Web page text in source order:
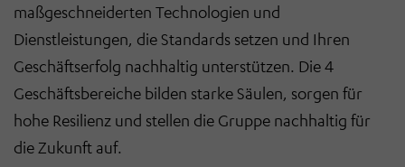
maßgeschneiderten Technologien und
Dienstleistungen, die Standards setzen und Ihren
Geschäftserfolg nachhaltig unterstützen. Die 4
Geschäftsbereiche bilden starke Säulen, sorgen für
hohe Resilienz und stellen die Gruppe nachhaltig für
die Zukunft auf.